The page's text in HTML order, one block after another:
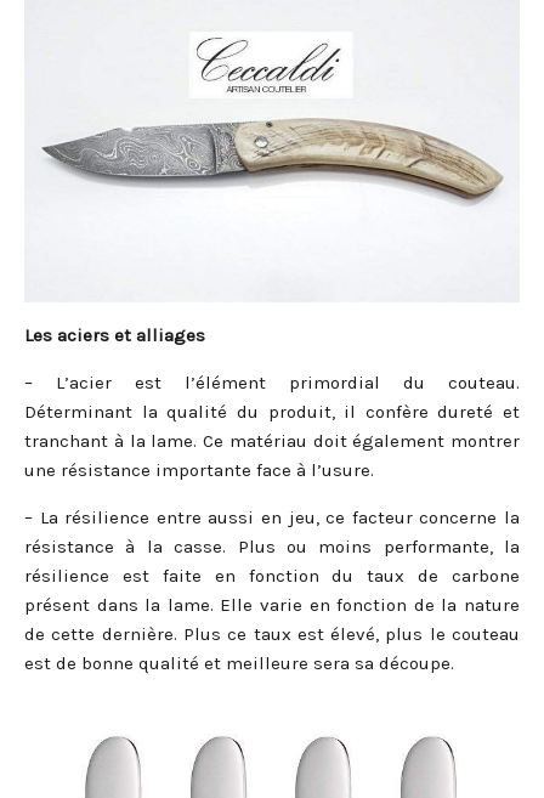
Les aciers et alliages
– L’acier est l’élément primordial du couteau.
Déterminant la qualité du produit, il confère dureté et
tranchant à la lame. Ce matériau doit également montrer
une résistance importante face à l’usure.
– La résilience entre aussi en jeu, ce facteur concerne la
résistance à la casse. Plus ou moins performante, la
résilience est faite en fonction du taux de carbone
présent dans la lame. Elle varie en fonction de la nature
de cette dernière. Plus ce taux est élevé, plus le couteau
est de bonne qualité et meilleure sera sa découpe.